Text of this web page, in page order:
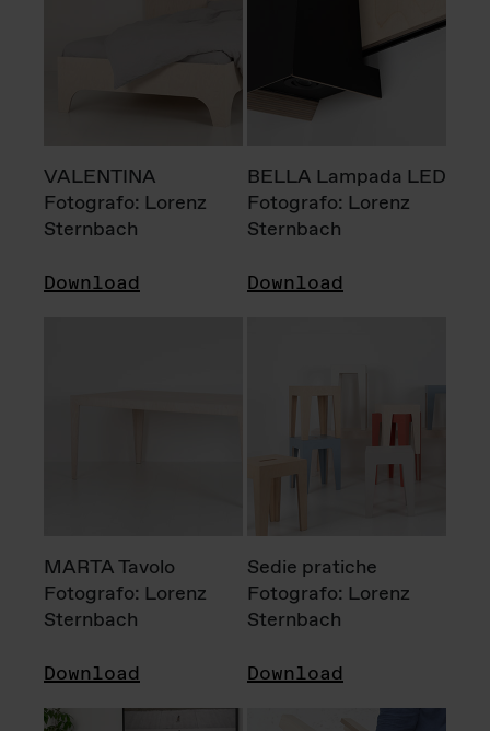
VALENTINA
Fotografo: Lorenz
Sternbach
Download
BELLA Lampada LED
Fotografo: Lorenz
Sternbach
Download
MARTA Tavolo
Fotografo: Lorenz
Sternbach
Download
Sedie pratiche
Fotografo: Lorenz
Sternbach
Download